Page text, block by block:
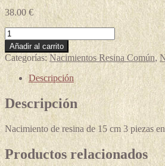
38.00€
NACIMIENTO
VALENCIANO
cantidad
Añadir al carrito
Categorías:Nacimientos Resina Común,
Descripción
Descripción
Nacimiento de resina de 15 cm 3 piezas
Productos relacionados